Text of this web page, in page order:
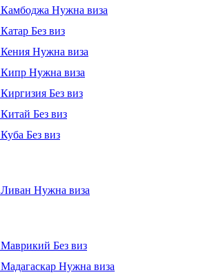
Камбоджа Нужна виза
Катар Без виз
Кения Нужна виза
Кипр Нужна виза
Киргизия Без виз
Китай Без виз
Куба Без виз
Ливан Нужна виза
Маврикий Без виз
Мадагаскар Нужна виза